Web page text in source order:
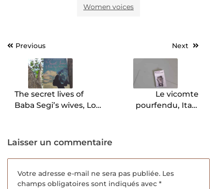
Women voices
Navigation
l’article
Previous
The secret lives of
Baba Segi’s wives, Lola
Next
Le vicomte
pourfendu, Italo
Laisser un commentaire
Votre adresse e-mail ne sera pas publiée. Les
champs obligatoires sont indiqués avec *